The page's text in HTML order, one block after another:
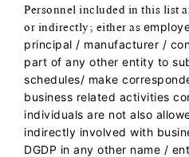
Personnel included in this list
or indirectly; either as
principal / manufacturer /
part of any other entity to
schedules/ make
business related activities
individuals are not also
indirectly involved with
DGDP in any other name /